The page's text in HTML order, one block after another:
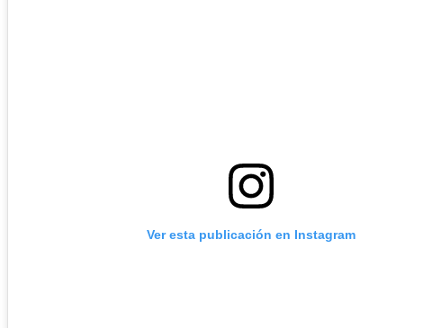
Ver esta publicación en Instagram